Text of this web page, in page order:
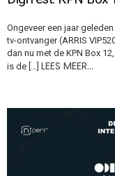
Ongeveer een jaar geleden
tv-ontvanger (ARRIS
dan nu met de KPN Box
is de […] LEES MEER…